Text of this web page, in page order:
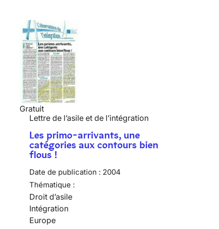
Gratuit
Lettre de l’asile et de l’intégration
Les primo-arrivants, une
catégories aux contours bien
flous !
Date de publication : 2004
Thématique :
Droit d’asile
Intégration
Europe